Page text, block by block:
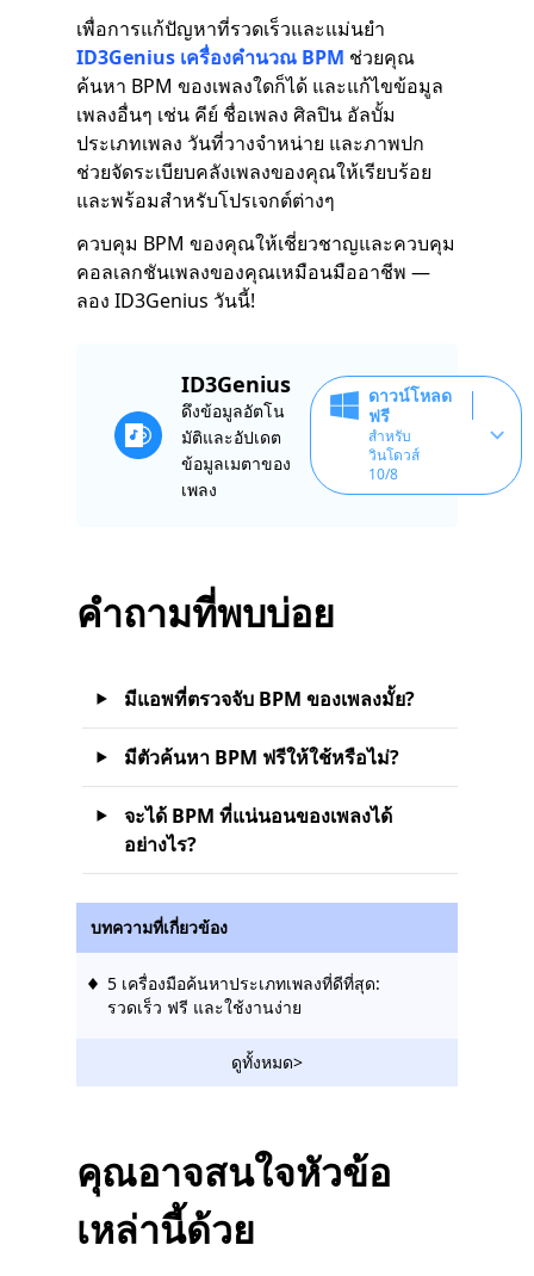
เพื่อการแก้ปัญหาที่รวดเร็วและแม่นยำ
ID3Genius เครื่องคำนวณ BPM ช่วยคุณ
ค้นหา BPM ของเพลงใดก็ได้ และแก้ไขข้อมูล
เพลงอื่นๆ เช่น คีย์ ชื่อเพลง ศิลปิน อัลบั้ม
ประเภทเพลง วันที่วางจำหน่าย และภาพปก
ช่วยจัดระเบียบคลังเพลงของคุณให้เรียบร้อย
และพร้อมสำหรับโปรเจกต์ต่างๆ
ควบคุม BPM ของคุณให้เชี่ยวชาญและควบคุม
คอลเลกชันเพลงของคุณเหมือนมืออาชีพ —
ลอง ID3Genius วันนี้!
ID3Genius
ดึงข้อมูลอัตโน
มัติและอัปเดต
ข้อมูลเมตาของ
เพลง
ดาวน์โหลด
ฟรี
สำหรับ
วินโดวส์
10/8
คำถามที่พบบ่อย
มีแอพที่ตรวจจับ BPM ของเพลงมั้ย?
มีตัวค้นหา BPM ฟรีให้ใช้หรือไม่?
จะได้ BPM ที่แน่นอนของเพลงได้
อย่างไร?
บทความที่เกี่ยวข้อง
5 เครื่องมือค้นหาประเภทเพลงที่ดีที่สุด:
รวดเร็ว ฟรี และใช้งานง่าย
ดูทั้งหมด>
คุณอาจสนใจหัวข้อ
เหล่านี้ด้วย